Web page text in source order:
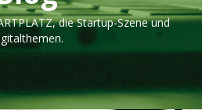
die Startup-Szene und